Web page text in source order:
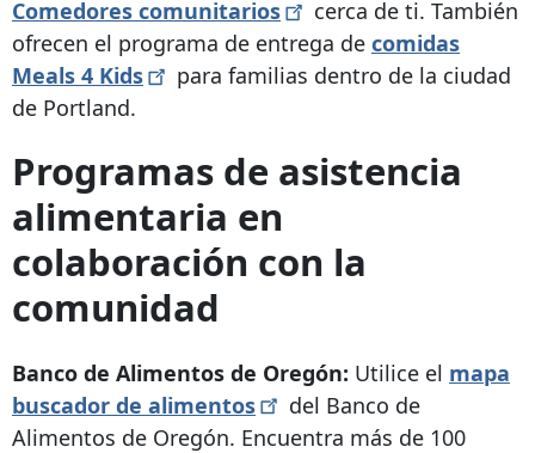
Comedores comunitarios
cerca de ti. También
ofrecen el programa de entrega de comidas
Meals 4 Kids
para familias dentro de la ciudad
de Portland.
Programas de asistencia
alimentaria en
colaboración con la
comunidad
Banco de Alimentos de Oregón: Utilice el mapa
buscador de alimentos
del Banco de
Alimentos de Oregón. Encuentra más de 100